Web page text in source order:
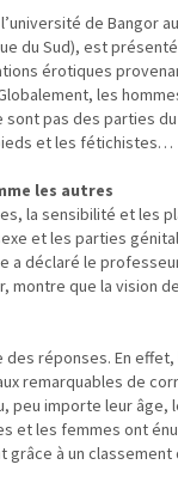
de Bangor
du Sud), est
érotiques
les
pas des parties
et les fétichistes…
les autres
la sensibilité et les
et les parties
a déclaré le
montre que la vision
des réponses. En
remarquables de
peu importe leur âge,
et les femmes ont
à un classement